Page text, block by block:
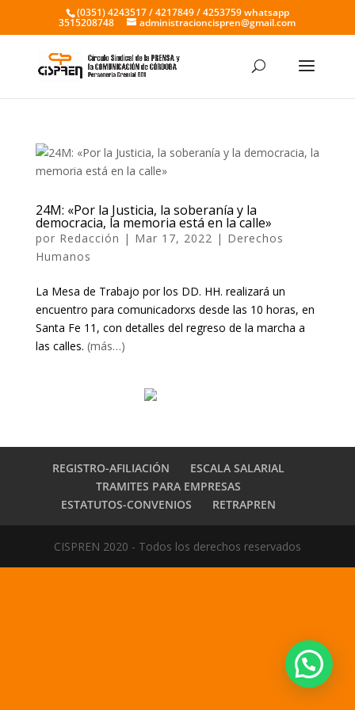
(0351) 4243517 / 4217849 / 4253759 whatsapp
3515208748 administracioncispren@gmail.com
24M: «Por la Justicia, la soberanía y la
democracia, la memoria está en la calle»
por Redacción | Mar 17, 2022 | Derechos
Humanos
La Mesa de Trabajo por los DD. HH. realizará un
encuentro para comunicadorxs desde las 10 horas, en
Santa Fe 11, con detalles del regreso de la marcha a
las calles. (más…)
REGISTRO-AFILIACIÓN
ESCALA SALARIAL
TRAMITES PARA EMPRESAS
ESTATUTOS-CONVENIOS
RETRAPREN
CISPREN 2020 - Todos los derechos reservados